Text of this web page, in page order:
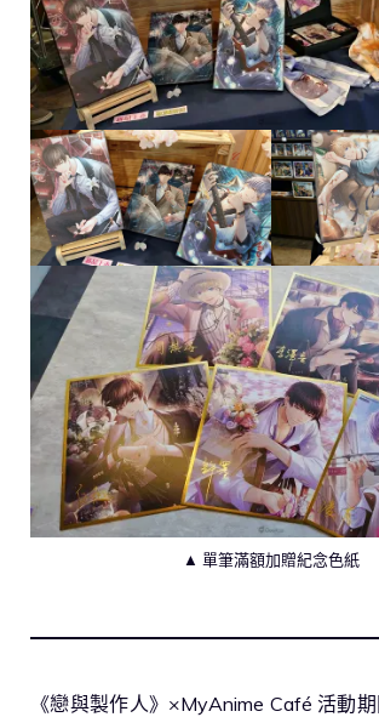
▲ 單筆滿額加贈紀念色紙
《戀與製作人》×MyAnime Café 活動